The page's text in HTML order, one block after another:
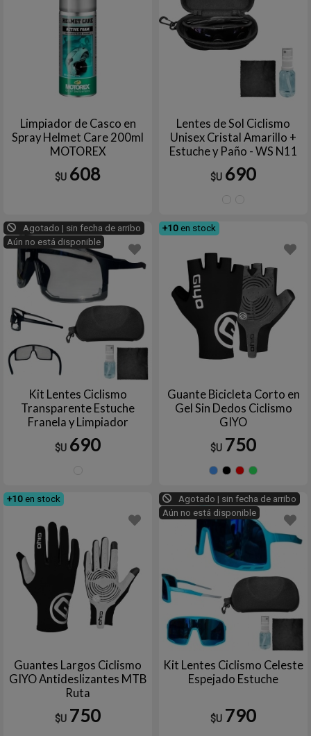
Limpiador de Casco en
Spray Helmet Care 200ml
MOTOREX
$U 608
Lentes de Sol Ciclismo
Unisex Cristal Amarillo +
Estuche y Paño - WS N11
ZUBA
$U 690
Agotado | sin fecha de arribo
Aún no está disponible
Kit Lentes Ciclismo
Transparente Estuche
Franela y Limpiador
$U 690
+10 en stock
Guante Bicicleta Corto en
Gel Sin Dedos Ciclismo
GIYO
$U 750
+10 en stock
Guantes Largos Ciclismo
GIYO Antideslizantes MTB
Ruta
$U 750
Agotado | sin fecha de arribo
Aún no está disponible
Kit Lentes Ciclismo Celeste
Espejado Estuche
$U 790